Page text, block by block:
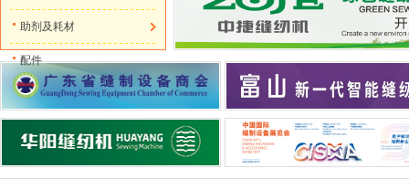
助剂及耗材
配件